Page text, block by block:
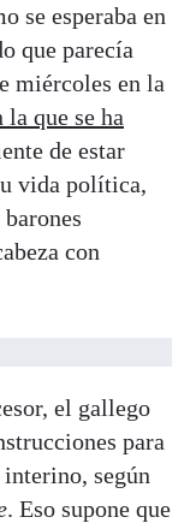
se esperaba en
que parecía
miércoles en la
que se ha
de estar
vida política,
con
el gallego
para
según
. Eso supone que